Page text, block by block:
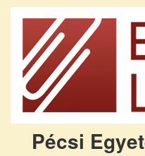
Pécsi